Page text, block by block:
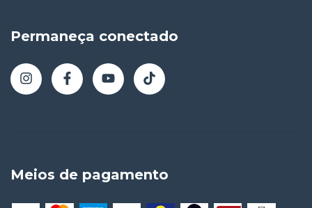
Permaneça conectado
Meios de pagamento